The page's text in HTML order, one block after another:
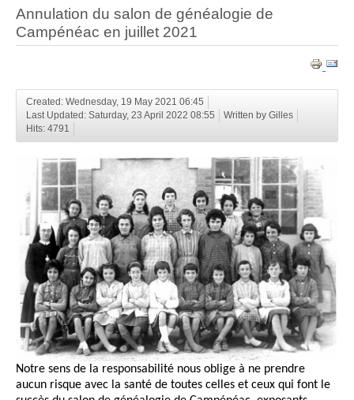
Annulation du salon de généalogie de
Campénéac en juillet 2021
Created: Wednesday, 19 May 2021 06:45
Last Updated: Saturday, 23 April 2022 08:55
Written by Gilles
Hits: 4791
Notre sens de la responsabilité nous oblige à ne prendre
aucun risque avec la santé de toutes celles et ceux qui font le